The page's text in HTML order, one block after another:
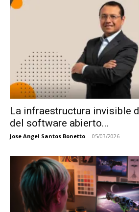
La infraestructura invisible
del software abierto...
Jose Angel Santos Bonetto - 05/03/2026